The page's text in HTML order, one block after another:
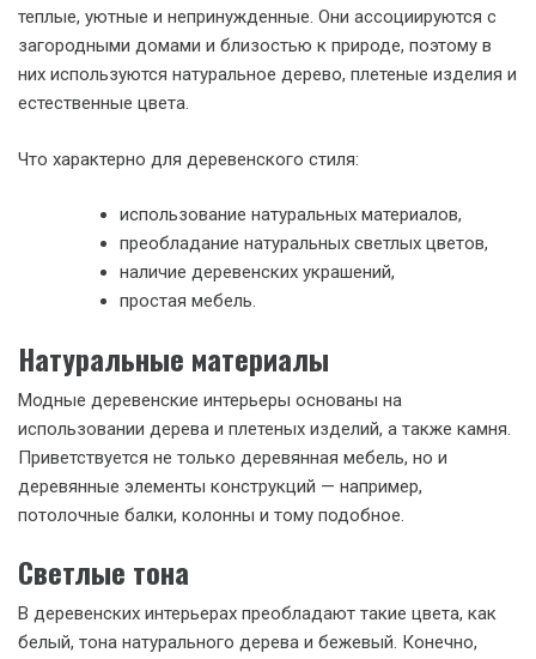
теплые, уютные и непринужденные. Они ассоциируются с
загородными домами и близостью к природе, поэтому в
них используются натуральное дерево, плетеные изделия и
естественные цвета.
Что характерно для деревенского стиля:
использование натуральных материалов,
преобладание натуральных светлых цветов,
наличие деревенских украшений,
простая мебель.
Натуральные материалы
Модные деревенские интерьеры основаны на
использовании дерева и плетеных изделий, а также камня.
Приветствуется не только деревянная мебель, но и
деревянные элементы конструкций — например,
потолочные балки, колонны и тому подобное.
Светлые тона
В деревенских интерьерах преобладают такие цвета, как
белый, тона натурального дерева и бежевый. Конечно,